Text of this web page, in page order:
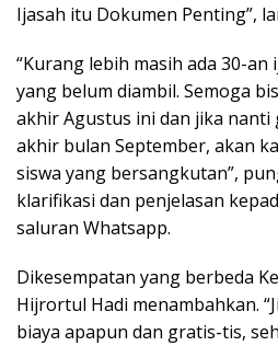
Ijasah itu Dokumen Penting”,
“Kurang lebih masih ada 30-an
yang belum diambil. Semoga
akhir Agustus ini dan jika nanti
akhir bulan September, akan
siswa yang bersangkutan”,
klarifikasi dan penjelasan
saluran Whatsapp.
Dikesempatan yang berbeda
Hijrortul Hadi menambahkan.
biaya apapun dan gratis-tis,